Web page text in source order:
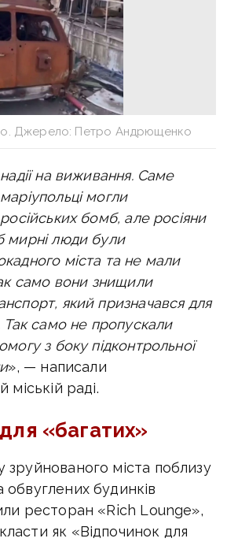
Джерело: Петро Андрющенко
на виживання. Саме
могли
бомб, але росіяни
мирні люди були
міста та не мали
само вони знищили
який призначався для
Так само не пропускали
з боку підконтрольної
», — написали
міській раді.
«багатих»
міста поблизу
будинків
ресторан «Rich Lounge»,
як «Відпочинок для